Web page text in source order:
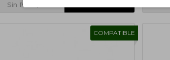
Sin IVA: 1,58€
COMPATIBLE